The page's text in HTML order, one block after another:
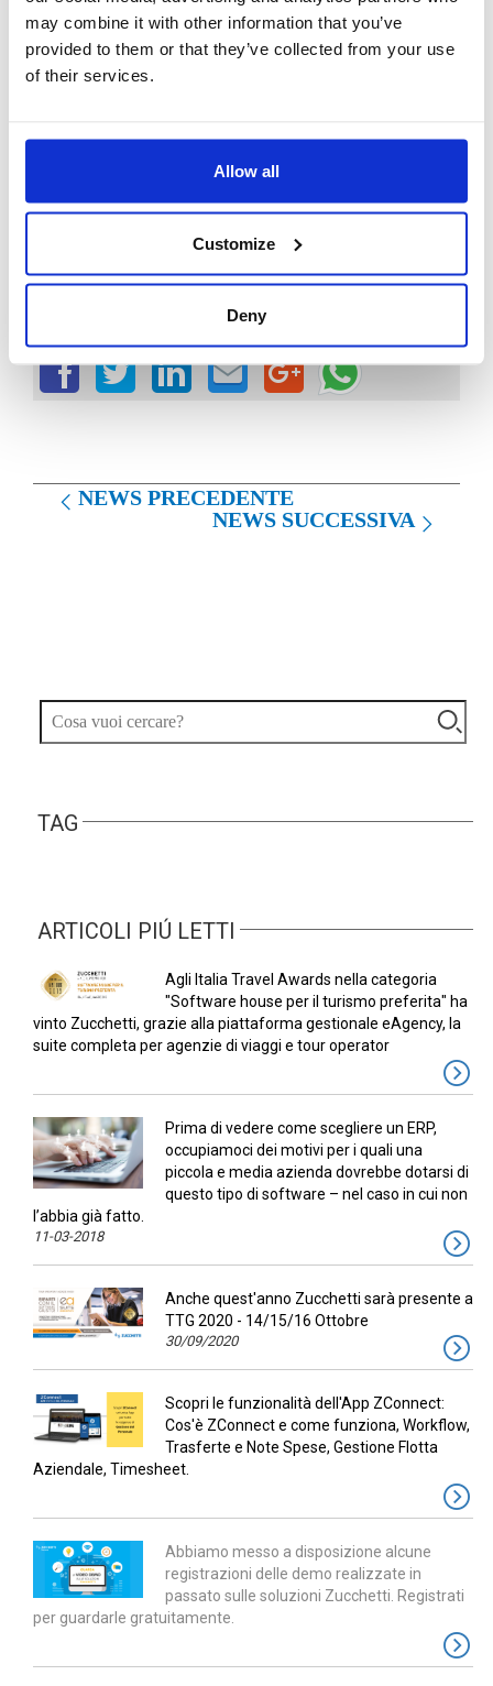
may combine it with other information that you’ve
provided to them or that they’ve collected from your use
of their services.
Allow all
Customize
Deny
In definitiva,l’intelligenza artificiale permette all’HR di
prendere delle decisioni data-driven in diversi aspetti, senza
peraltro richiedere delle competenze specialistiche in fatto di
Siamo qui per supportarti
Richiedi una consulenza gratuita
NEWS PRECEDENTE
NEWS SUCCESSIVA
TAG
ARTICOLI PIÚ LETTI
Agli Italia Travel Awards nella categoria
"Software house per il turismo preferita" ha
vinto Zucchetti, grazie alla piattaforma gestionale eAgency, la
suite completa per agenzie di viaggi e tour operator
Prima di vedere come scegliere un ERP,
occupiamoci dei motivi per i quali una
piccola e media azienda dovrebbe dotarsi di
questo tipo di software – nel caso in cui non
l’abbia già fatto.
11-03-2018
Anche quest'anno Zucchetti sarà presente a
TTG 2020 - 14/15/16 Ottobre
30/09/2020
Scopri le funzionalità dell'App ZConnect:
Cos'è ZConnect e come funziona, Workflow,
Trasferte e Note Spese, Gestione Flotta
Aziendale, Timesheet.
Abbiamo messo a disposizione alcune
registrazioni delle demo realizzate in
passato sulle soluzioni Zucchetti. Registrati
per guardarle gratuitamente.